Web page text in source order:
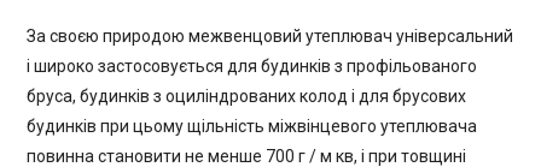
За своєю природою межвенцовий утеплювач універсальний
і широко застосовується для будинків з профільованого
бруса, будинків з оциліндрованих колод і для брусових
будинків при цьому щільність міжвінцевого утеплювача
повинна становити не менше 700 г / м кв, і при товщині